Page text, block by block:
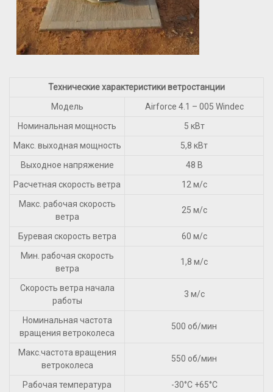
Технические характеристики ветростанции
Модель
Airforce 4.1 – 005 Windec
Номинальная мощность
5 кВт
Макс. выходная мощность
5,8 кВт
Выходное напряжение
48 В
Расчетная скорость ветра
12 м/с
Макс. рабочая скорость
ветра
25 м/с
Буревая скорость ветра
60 м/с
Мин. рабочая скорость
ветра
1,8 м/с
Скорость ветра начала
работы
3 м/с
Номинальная частота
вращения ветроколеса
500 об/мин
Макс.частота вращения
ветроколеса
550 об/мин
Рабочая температура
-30°С +65°С